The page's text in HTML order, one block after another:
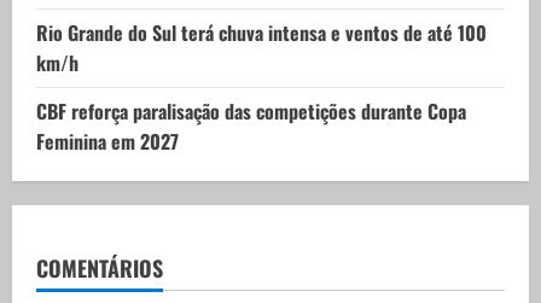
Rio Grande do Sul terá chuva intensa e ventos de até 100
km/h
CBF reforça paralisação das competições durante Copa
Feminina em 2027
COMENTÁRIOS